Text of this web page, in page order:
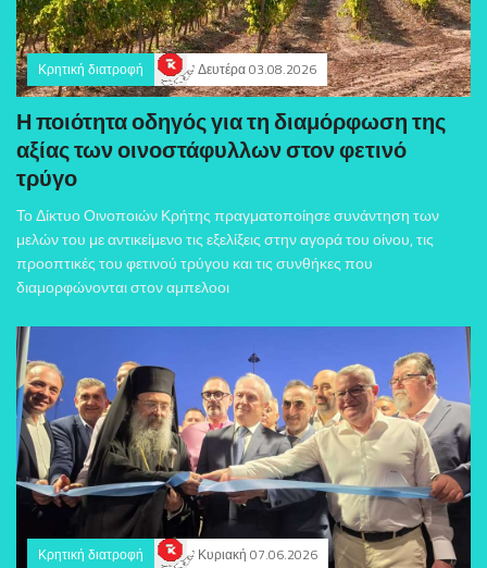
Κρητική διατροφή Δευτέρα 03.08.2026
Η ποιότητα οδηγός για τη διαμόρφωση της
αξίας των οινοστάφυλλων στον φετινό
τρύγο
Το Δίκτυο Οινοποιών Κρήτης πραγματοποίησε συνάντηση των
μελών του με αντικείμενο τις εξελίξεις στην αγορά του οίνου, τις
προοπτικές του φετινού τρύγου και τις συνθήκες που
διαμορφώνονται στον αμπελοοι
Κρητική διατροφή Κυριακή 07.06.2026